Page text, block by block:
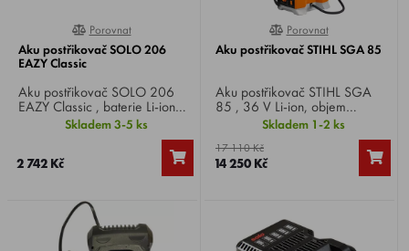
100%
Porovnat
Aku postřikovač SOLO 206
EAZY Classic
Aku postřikovač SOLO 206
EAZY Classic , baterie Li-ion
11,1 V / 2,5 Ah, objem
nádrže 6 litrů, provozní tlak
Skladem 3-5 ks
2 742 Kč
0%
Porovnat
Aku postřikovač STIHL SGA 85
Aku postřikovač STIHL SGA
85 , 36 V Li-ion, objem
nádrže 17 litrů, tlak 6 bar,
hmotnost 6,2 kg.
Skladem 1-2 ks
17 110 Kč
14 250 Kč